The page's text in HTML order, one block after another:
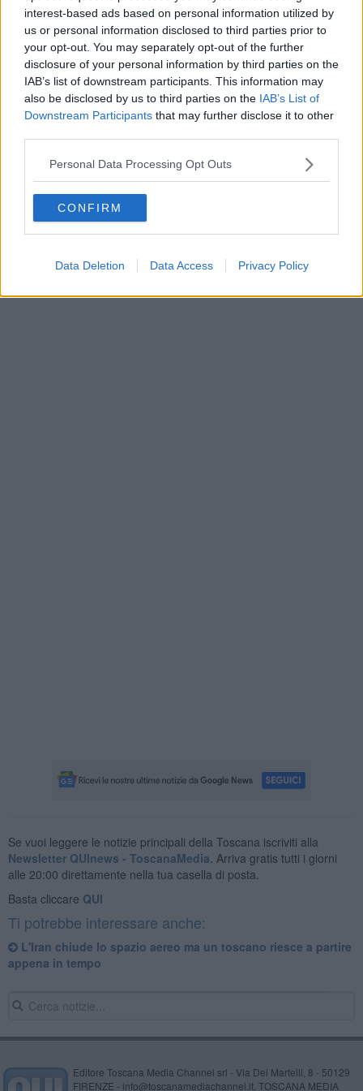
interest-based ads based on personal information utilized by
us or personal information disclosed to third parties prior to
your opt-out. You may separately opt-out of the further
disclosure of your personal information by third parties on the
IAB’s list of downstream participants. This information may
also be disclosed by us to third parties on the IAB’s List of
Downstream Participants that may further disclose it to other
Personal Data Processing Opt Outs
CONFIRM
Data Deletion Data Access Privacy Policy
bordo anche una comitiva di turisti della provincia di Arezzo. Per
loro il rientro in Italia era previsto per oggi pomeriggio, ma le
operazioni belliche in corso hanno bloccato ogni spostamento.
Questa mattina il ministroAntonio Tajani ha convocato una
riunione urgente al Ministero degli Esteri con tutti gli ambasciatori e
i consoli in Medio Oriente. "Primo obiettivo - ha spiegato il Ministro
su X- garantire sicurezza e assistenza a tutti gli italiani".
Il ministro ha dato vita allaTask Force Golfoper l’assistenza agli
Farnesina, rafforzerà il lavoro dell’Unità di Crisi e sosterrà l’impegno
delle ambasciate e dei consolati nella regione per far fronte alle
migliaia di richieste di assistenza delle migliaia di cittadini bloccati
nei paesi del Golfo. "Dall’unità di crisi della Farnesina e con le
nostre sedi diplomatiche nella regione - ha spiegato sui social- non
Se vuoi leggere le notizie principali della Toscana iscriviti alla
Newsletter QUInews - ToscanaMedia. Arriva gratis tutti i giorni
alle 20:00 direttamente nella tua casella di posta.
Basta cliccare QUI
Ti potrebbe interessare anche:
L'Iran chiude lo spazio aereo ma un toscano riesce a partire
appena in tempo
Editore Toscana Media Channel srl - Via Dei Martelli, 8 - 50129
FIRENZE - info@toscanamediachannel.it. TOSCANA MEDIA